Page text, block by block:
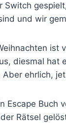
Switch
und wir
ist
diesmal
ehrlich,
Escape Buch
Rätsel